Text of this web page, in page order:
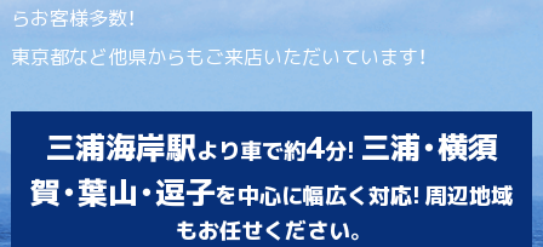
らお客様多数！
東京都など他県からもご来店いただいています！
三浦海岸駅より車で約4分! 三浦・横須
賀・葉山・逗子を中心に幅広く対応! 周辺地域
もお任せください。